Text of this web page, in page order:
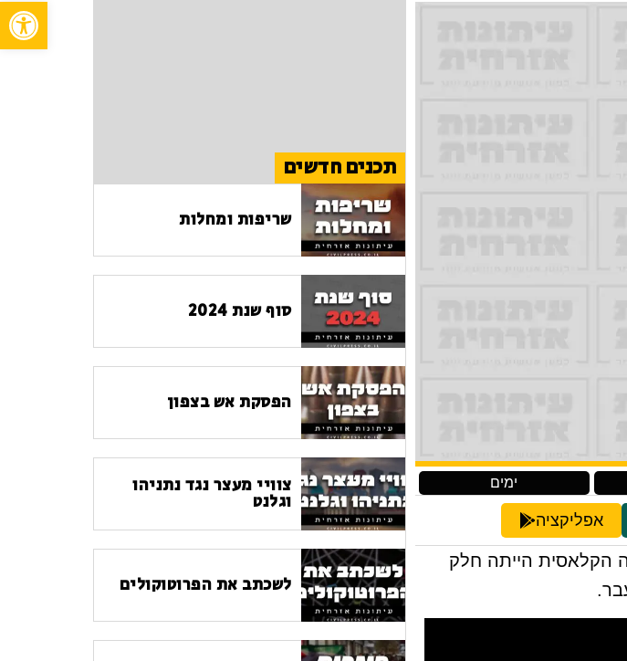
ימים
אפליקציה
הקלאסית הייתה חלק
תכנים חדשים
שריפות ומחלות
סוף שנת 2024
הפסקת אש בצפון
צוויי מעצר נגד נתניהו
וגלנט
לשכתב את הפרוטוקולים